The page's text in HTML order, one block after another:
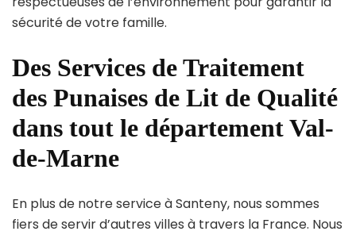
sécurité de votre famille.
Des Services de Traitement
des Punaises de Lit de Qualité
dans tout le département Val-
de-Marne
En plus de notre service à Santeny, nous sommes
fiers de servir d’autres villes à travers la France. Nous